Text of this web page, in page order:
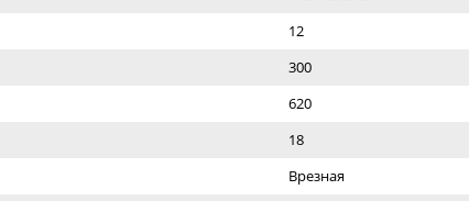
12
300
620
18
Врезная